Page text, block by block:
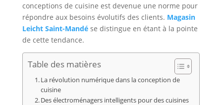
conceptions de cuisine est devenue une norme pour
répondre aux besoins évolutifs des clients. Magasin
Leicht Saint-Mandése distingue en étant à la pointe
de cette tendance.
Table des matières
La révolution numérique dans la conception de
cuisine
Des électroménagers intelligents pour des cuisines